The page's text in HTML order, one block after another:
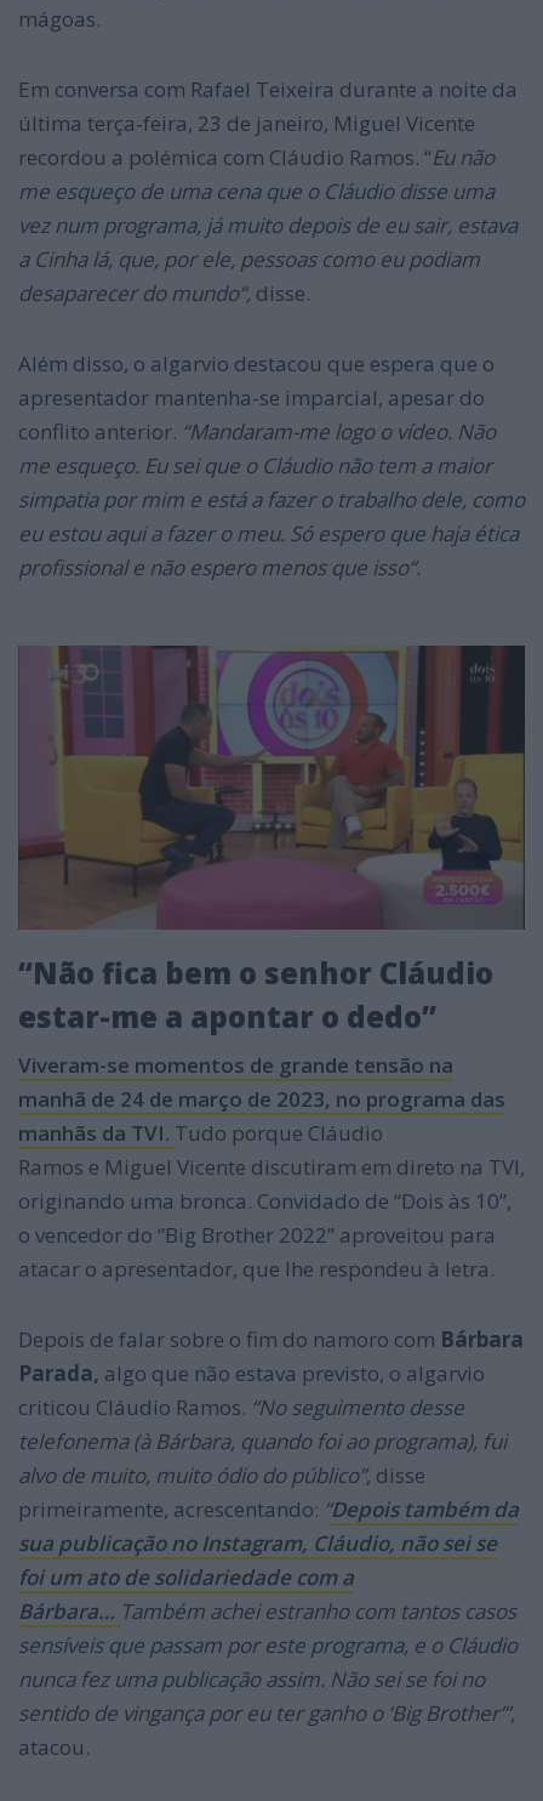
mágoas.
Em conversa com Rafael Teixeira durante a noite da
última terça-feira, 23 de janeiro, Miguel Vicente
recordou a polémica com Cláudio Ramos. “Eu não
me esqueço de uma cena que o Cláudio disse uma
vez num programa, já muito depois de eu sair, estava
a Cinha lá, que, por ele, pessoas como eu podiam
desaparecer do mundo“, disse.
Além disso, o algarvio destacou que espera que o
apresentador mantenha-se imparcial, apesar do
conflito anterior. “Mandaram-me logo o vídeo. Não
me esqueço. Eu sei que o Cláudio não tem a maior
simpatia por mim e está a fazer o trabalho dele, como
eu estou aqui a fazer o meu. Só espero que haja ética
profissional e não espero menos que isso“.
“Não fica bem o senhor Cláudio
estar-me a apontar o dedo”
Viveram-se momentos de grande tensão na
manhã de 24 de março de 2023, no programa das
manhãs da TVI. Tudo porque Cláudio
Ramos e Miguel Vicente discutiram em direto na TVI,
originando uma bronca. Convidado de “Dois às 10”,
o vencedor do “Big Brother 2022” aproveitou para
atacar o apresentador, que lhe respondeu à letra.
Depois de falar sobre o fim do namoro com Bárbara
Parada, algo que não estava previsto, o algarvio
criticou Cláudio Ramos. “No seguimento desse
telefonema (à Bárbara, quando foi ao programa), fui
alvo de muito, muito ódio do público”, disse
primeiramente, acrescentando: “Depois também da
sua publicação no Instagram, Cláudio, não sei se
foi um ato de solidariedade com a
Bárbara… Também achei estranho com tantos casos
sensíveis que passam por este programa, e o Cláudio
nunca fez uma publicação assim. Não sei se foi no
sentido de vingança por eu ter ganho o ‘Big Brother’”,
atacou.